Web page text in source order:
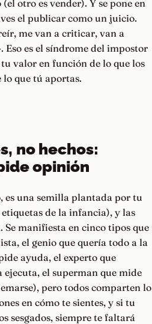
otro es vender). Y se pone en
el publicar como un juicio.
me van a criticar, van a
Eso es el síndrome del impostor
valor en función de lo que los
lo que tú aportas.
no hechos:
opinión
es una semilla plantada por tu
de la infancia), y las
Se manifiesta en cinco tipos que
el genio que quería todo a la
ayuda, el experto que
el superman que mide
pero todos comparten lo
en cómo te sientes, y si tu
sesgados, siempre te faltará